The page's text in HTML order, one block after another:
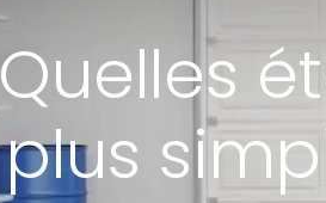
Quelles
plus